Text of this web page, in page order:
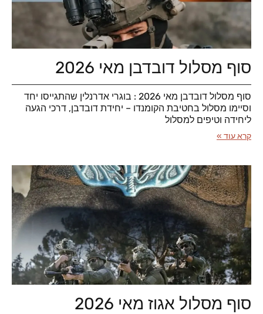
סוף מסלול דובדבן מאי 2026
סוף מסלול דובדבן מאי 2026 : בוגרי אדרנלין שהתגייסו יחד
וסיימו מסלול בחטיבת הקומנדו – יחידת דובדבן, דרכי הגעה
ליחידה וטיפים למסלול
קרא עוד »
סוף מסלול אגוז מאי 2026